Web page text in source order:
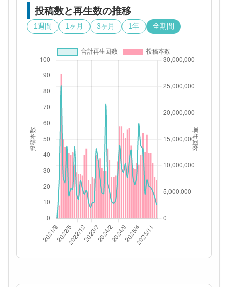
投稿数と再生数の推移
1週間 1ヶ月 3ヶ月 1年 全期間